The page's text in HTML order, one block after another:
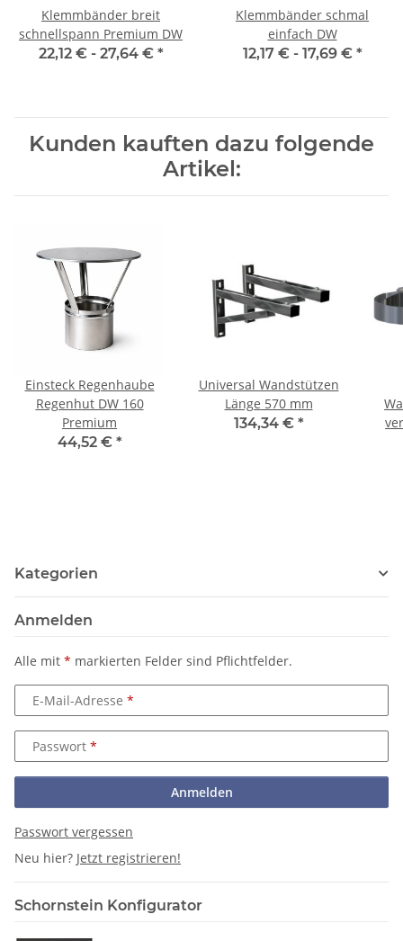
Klemmbänder breit
schnellspann Premium DW
22,12 € - 27,64 € *
Klemmbänder schmal
einfach DW
12,17 € - 17,69 € *
Kunden kauften dazu folgende
Artikel:
Einsteck Regenhaube
Regenhut DW 160
Premium
44,52 € *
Universal Wandstützen
Länge 570 mm
134,34 € *
Kategorien
Anmelden
Alle mit * markierten Felder sind Pflichtfelder.
E-Mail-Adresse
Passwort
Anmelden
Passwort vergessen
Neu hier? Jetzt registrieren!
Schornstein Konfigurator